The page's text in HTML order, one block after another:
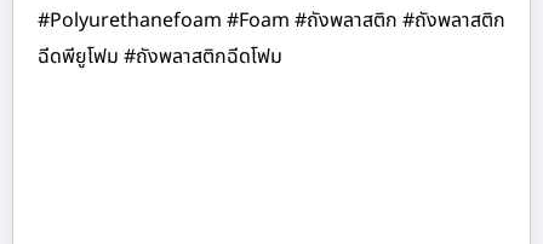
#Polyurethanefoam #Foam #ถังพลาสติก #ถังพลาสติก
ฉีดพียูโฟม #ถังพลาสติกฉีดโฟม